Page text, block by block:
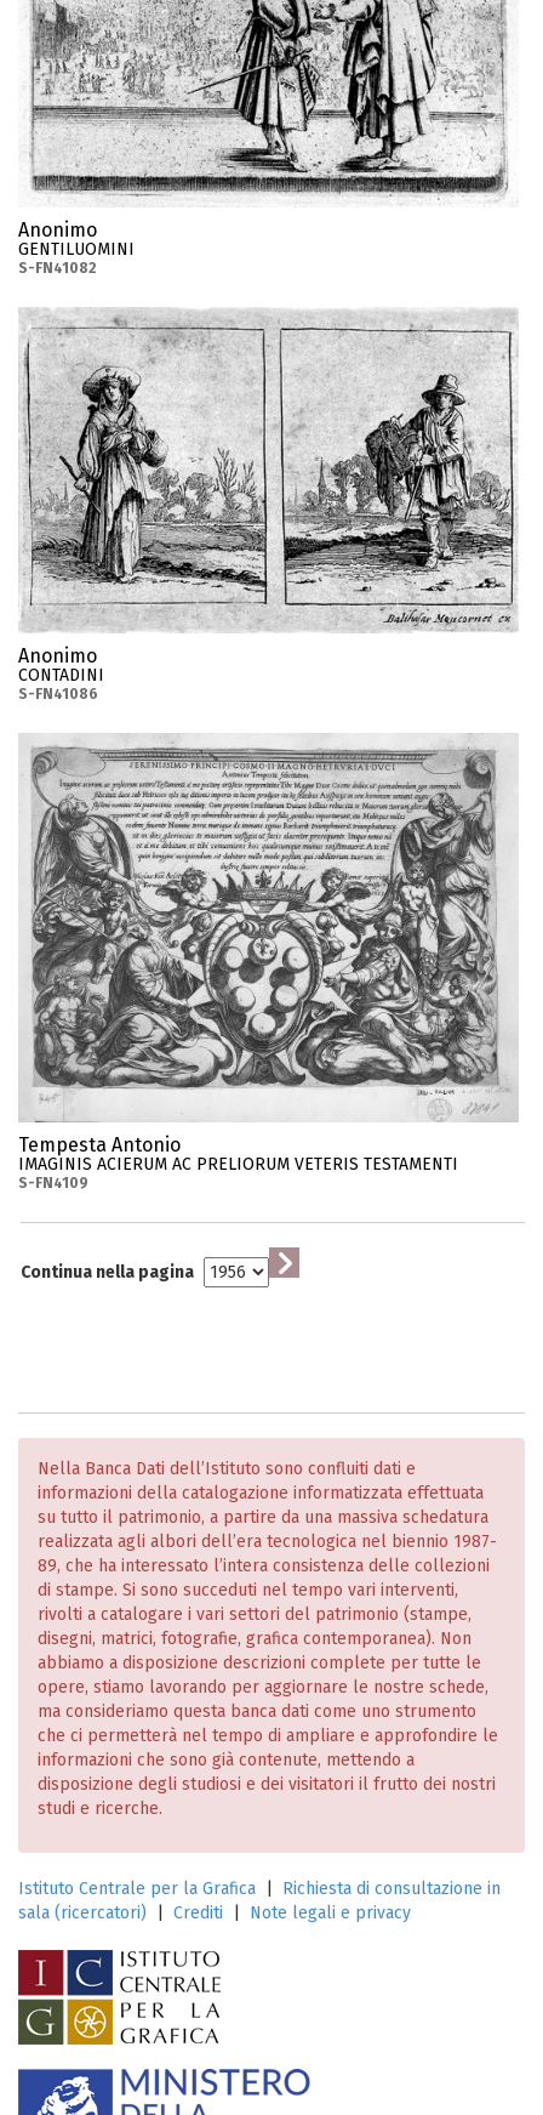
Anonimo
GENTILUOMINI
S-FN41082
Anonimo
CONTADINI
S-FN41086
Tempesta Antonio
IMAGINIS ACIERUM AC PRELIORUM VETERIS TESTAMENTI
S-FN4109
Continua nella pagina
Nella Banca Dati dell’Istituto sono confluiti dati e
informazioni della catalogazione informatizzata effettuata
su tutto il patrimonio, a partire da una massiva schedatura
realizzata agli albori dell’era tecnologica nel biennio 1987-
89, che ha interessato l’intera consistenza delle collezioni
di stampe. Si sono succeduti nel tempo vari interventi,
rivolti a catalogare i vari settori del patrimonio (stampe,
disegni, matrici, fotografie, grafica contemporanea). Non
abbiamo a disposizione descrizioni complete per tutte le
opere, stiamo lavorando per aggiornare le nostre schede,
ma consideriamo questa banca dati come uno strumento
che ci permetterà nel tempo di ampliare e approfondire le
informazioni che sono già contenute, mettendo a
disposizione degli studiosi e dei visitatori il frutto dei nostri
studi e ricerche.
Istituto Centrale per la Grafica
Richiesta di consultazione in
sala (ricercatori)
Crediti Note legali e privacy